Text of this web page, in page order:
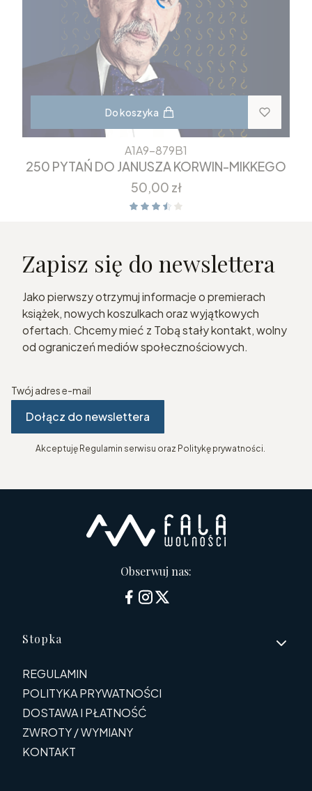
Do koszyka
A1A9-879B1
250 PYTAŃ DO JANUSZA KORWIN-MIKKEGO
Cena
50,00 zł
Zapisz się do newslettera
Jako pierwszy otrzymuj informacje o premierach
książek, nowych koszulkach oraz wyjątkowych
ofertach. Chcemy mieć z Tobą stały kontakt, wolny
od ograniczeń mediów społecznościowych.
Twój adres e-mail
Dołącz do newslettera
Akceptuję Regulamin serwisu oraz Politykę prywatności.
Obserwuj nas:
Linki w stopce
Stopka
REGULAMIN
POLITYKA PRYWATNOŚCI
DOSTAWA I PŁATNOŚĆ
ZWROTY / WYMIANY
KONTAKT